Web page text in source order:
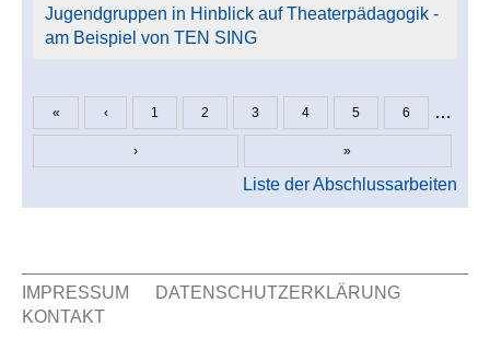
Jugendgruppen in Hinblick auf Theaterpädagogik -
am Beispiel von TEN SING
Seiten
« ‹ 1 2 3 4 5 6 …
› »
Liste der Abschlussarbeiten
IMPRESSUM
DATENSCHUTZERKLÄRUNG
KONTAKT